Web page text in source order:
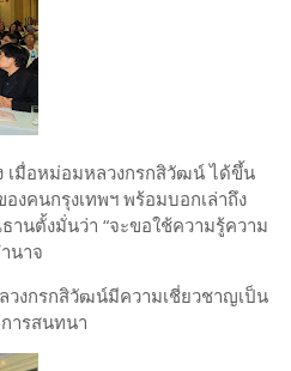
เมื่อหม่อมหลวงกรกสิวัฒน์ ได้ขึ้น
งคนกรุงเทพฯ พร้อมบอกเล่าถึง
นตั้งมั่นว่า “จะขอใช้ความรู้ความ
นาจ
วงกรกสิวัฒน์มีความเชี่ยวชาญเป็น
ารสนทนา